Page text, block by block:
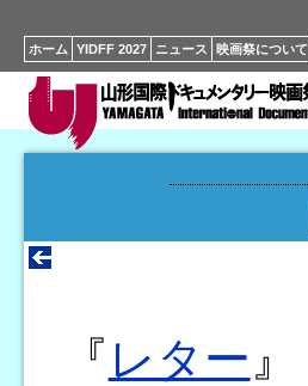
ホーム YIDFF 2027 ニュース 映画祭について
『 レター 』